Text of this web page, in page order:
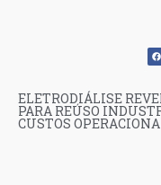
ELETRODIÁLISE
PARA REÚSO
CUSTOS